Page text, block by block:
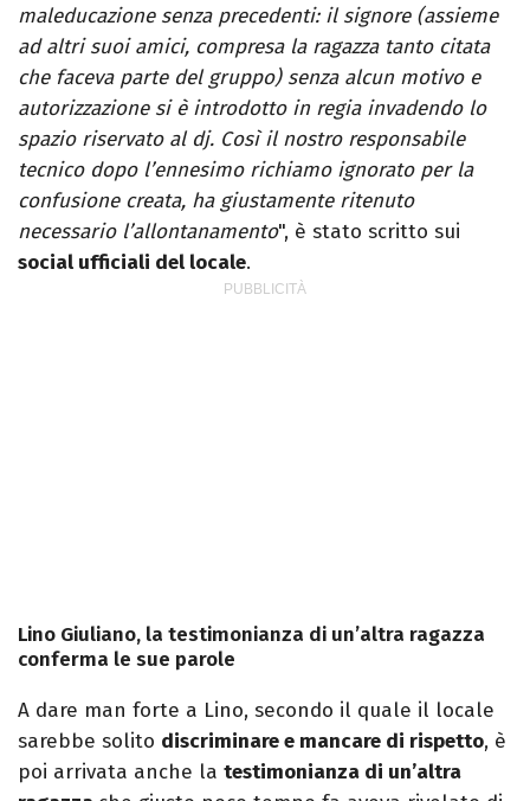
maleducazione senza precedenti: il signore (assieme
ad altri suoi amici, compresa la ragazza tanto citata
che faceva parte del gruppo) senza alcun motivo e
autorizzazione si è introdotto in regia invadendo lo
spazio riservato al dj. Così il nostro responsabile
tecnico dopo l’ennesimo richiamo ignorato per la
confusione creata, ha giustamente ritenuto
necessario l’allontanamento", è stato scritto sui
social ufficiali del locale.
Lino Giuliano, la testimonianza di un’altra ragazza
conferma le sue parole
A dare man forte a Lino, secondo il quale il locale
sarebbe solito discriminare e mancare di rispetto, è
poi arrivata anche la testimonianza di un’altra